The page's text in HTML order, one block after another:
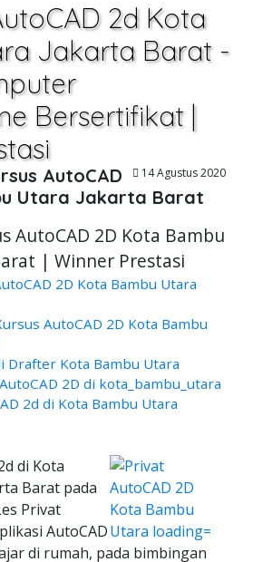
2d Kota
Jakarta Barat -
Bersertifikat |
14 Agustus 2020
AutoCAD
Utara Jakarta Barat
AutoCAD 2D Kota Bambu
| Winner Prestasi
2D Kota Bambu Utara
AutoCAD 2D Kota Bambu
Drafter Kota Bambu Utara
2D di kota_bambu_utara
2d di Kota Bambu Utara
di Kota
Barat pada
Privat
AutoCAD
di rumah, pada bimbingan